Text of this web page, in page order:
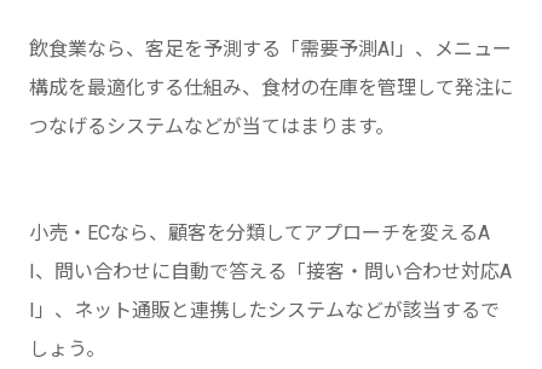
飲食業なら、客足を予測する「需要予測AI」、メニュー
構成を最適化する仕組み、食材の在庫を管理して発注に
つなげるシステムなどが当てはまります。
小売・ECなら、顧客を分類してアプローチを変えるA
I、問い合わせに自動で答える「接客・問い合わせ対応A
I」、ネット通販と連携したシステムなどが該当するで
しょう。